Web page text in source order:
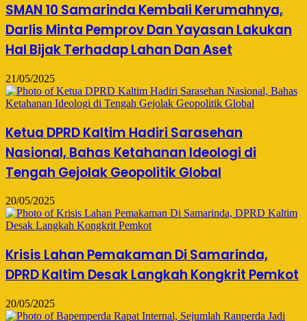
SMAN 10 Samarinda Kembali Kerumahnya,
Darlis Minta Pemprov Dan Yayasan Lakukan
Hal Bijak Terhadap Lahan Dan Aset
21/05/2025
Ketua DPRD Kaltim Hadiri Sarasehan
Nasional, Bahas Ketahanan Ideologi di
Tengah Gejolak Geopolitik Global
20/05/2025
Krisis Lahan Pemakaman Di Samarinda,
DPRD Kaltim Desak Langkah Kongkrit Pemkot
20/05/2025